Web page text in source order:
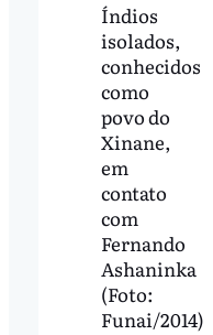
Índios
isolados,
conhecidos
como
povo do
Xinane,
em
contato
com
Fernando
Ashaninka
(Foto:
Funai/2014)